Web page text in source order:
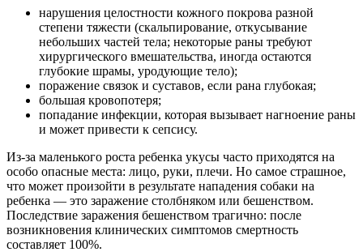
нарушения целостности кожного покрова разной
степени тяжести (скальпирование, откусывание
небольших частей тела; некоторые раны требуют
хирургического вмешательства, иногда остаются
глубокие шрамы, уродующие тело);
поражение связок и суставов, если рана глубокая;
большая кровопотеря;
попадание инфекции, которая вызывает нагноение раны
и может привести к сепсису.
Из-за маленького роста ребенка укусы часто приходятся на
особо опасные места: лицо, руки, плечи. Но самое страшное,
что может произойти в результате нападения собаки на
ребенка — это заражение столбняком или бешенством.
Последствие заражения бешенством трагично: после
возникновения клинических симптомов смертность
составляет 100%.